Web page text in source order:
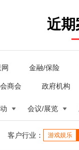
近期
金融/保险
商会 政府机构
会议/展览
客户行业： 游戏娱乐